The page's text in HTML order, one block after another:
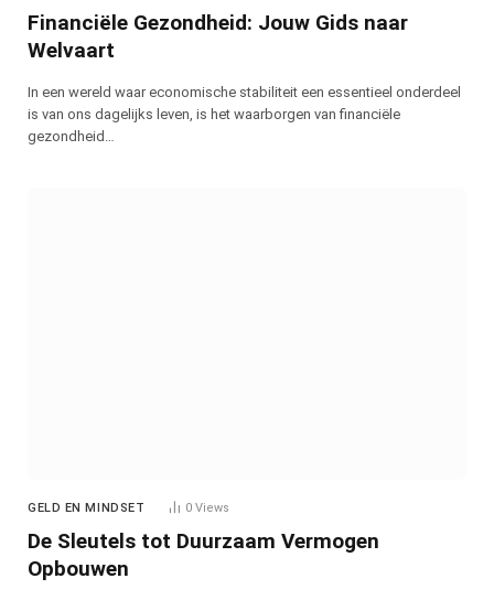
Financiële Gezondheid: Jouw Gids naar
Welvaart
In een wereld waar economische stabiliteit een essentieel onderdeel
is van ons dagelijks leven, is het waarborgen van financiële
gezondheid…
GELD EN MINDSET 0Views
De Sleutels tot Duurzaam Vermogen
Opbouwen